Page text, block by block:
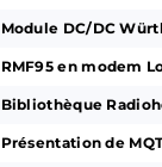
Module DC/DC
RMF95 en modem
Bibliothèque
Présentation de